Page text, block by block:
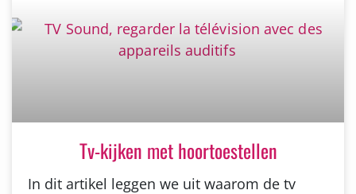
Tv-kijken met hoortoestellen
In dit artikel leggen we uit waarom de tv